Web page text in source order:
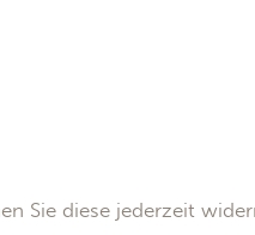
Sie diese jederzeit